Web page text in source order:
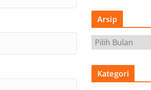
Arsip
r
s
Kategori